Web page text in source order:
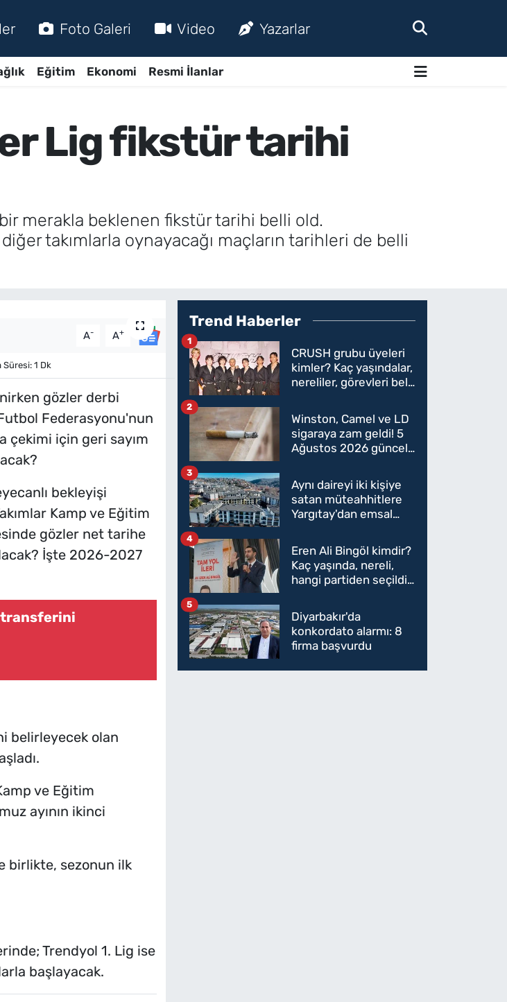
Foto Galeri Video Yazarlar
Eğitim Ekonomi Resmi İlanlar
Lig fikstür tarihi
merakla beklenen fikstür tarihi belli old.
takımlarla oynayacağı maçların tarihleri de belli
A- A+
Süresi: 1 Dk
gözler derbi
Federasyonu'nun
çekimi için geri sayım
bekleyişi
Kamp ve Eğitim
gözler net tarihe
İşte 2026-2027
transferini
belirleyecek olan
ve Eğitim
ayının ikinci
birlikte, sezonun ilk
Trendyol 1. Lig ise
başlayacak.
Trend Haberler
CRUSH grubu üyeleri
kimler? Kaç yaşındalar,
nereliler, görevleri belli
1
Winston, Camel ve LD
sigaraya zam geldi! 5
Ağustos 2026 güncel
oldu
2
Aynı daireyi iki kişiye
satan müteahhitlere
Yargıtay'dan emsal
3
Eren Ali Bingöl kimdir?
Kaç yaşında, nereli,
hangi partiden seçildi?
Parti'ye mi geçecek?
4
Diyarbakır'da
konkordato alarmı: 8
firma başvurdu
5